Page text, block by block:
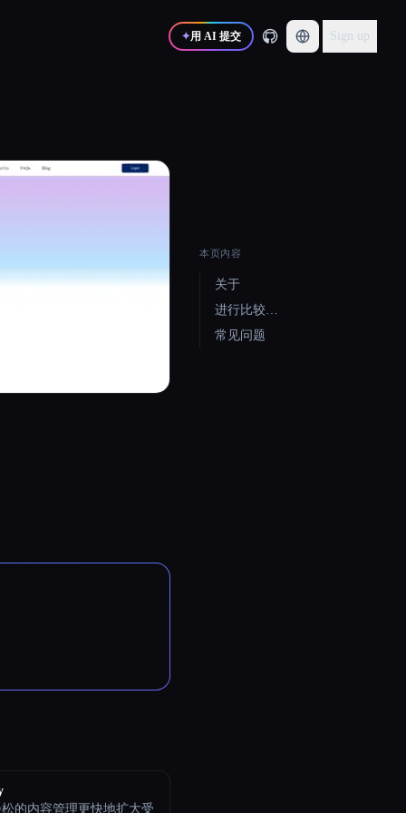
✦用 AI 提交 Sign up
的内容管理更快地扩大受
本页内容
关于
进行比较…
常见问题